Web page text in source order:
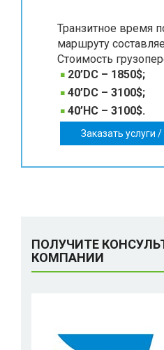
Транзитное время
маршруту
Стоимость
20’DC – 1850$;
40’DC – 3100$;
40’HC – 3100$.
Заказать услуги
ПОЛУЧИТЕ
КОМПАНИИ